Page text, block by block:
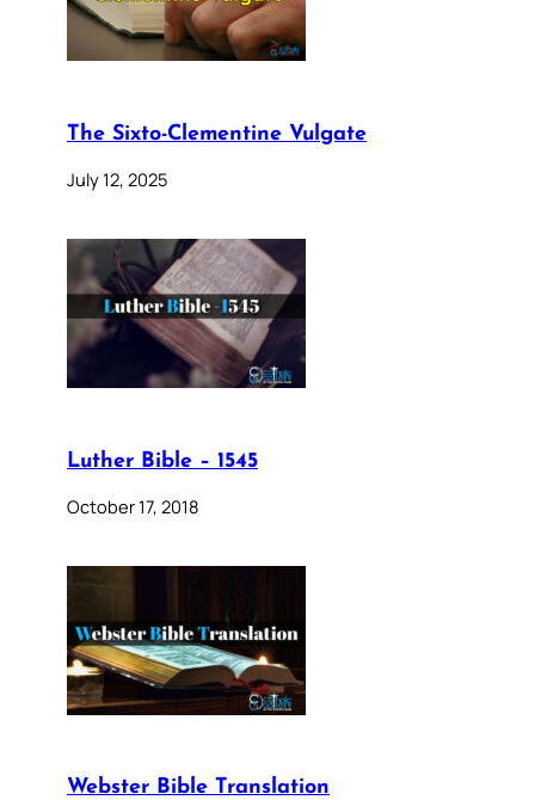
The Sixto-Clementine Vulgate
July 12, 2025
Luther Bible – 1545
October 17, 2018
Webster Bible Translation